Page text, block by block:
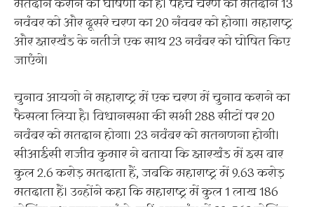
मतदान कराने की घोषणा की है। पहचे चरण का मतदान 13
नवंबर को और दूसरे चरण का 20 नंवबर को होगा। महाराष्ट्र
और झारखंड के नतीजे एक साथ 23 नवंबर को घोषित किए
जाएंगे।
चुनाव आयगो ने महाराष्ट्र में एक चरण में चुनाव कराने का
फैसला लिया है। विधानसभा की सभी 288 सीटों पर 20
नवंबर को मतदान होगा। 23 नवंबर को मतगणना होगी।
सीआईसी राजीव कुमार ने बताया कि झारखंड में इस बार
कुल 2.6 करोड़ मतदाता हैं, जबकि महाराष्ट्र में 9.63 करोड़
मतदाता हैं। उन्होंने कहा कि महाराष्ट्र में कुल 1 लाख 186